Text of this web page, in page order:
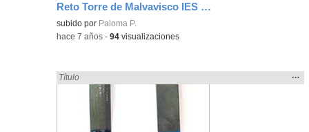
Reto Torre de Malvavisco IES María Moliner
subido por Paloma P.
-hace 7 años -94 visualizaciones
Encontrado «carrocero» en:
Título
la
…